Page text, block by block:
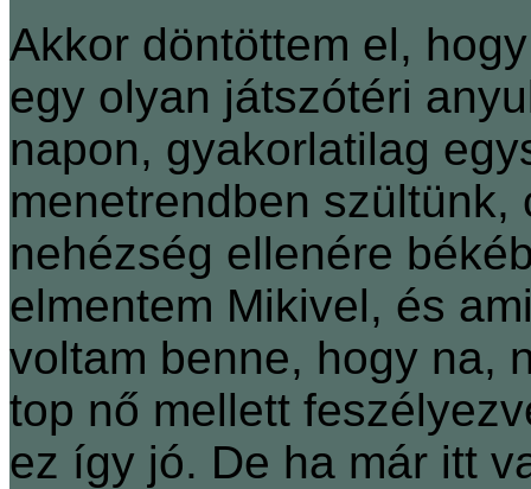
Akkor döntöttem el,
egy olyan játszótéri
napon, gyakorlatilag
menetrendben
nehézség ellenére
elmentem Mikivel, és
voltam benne, hogy na,
top nő mellett
ez így jó. De ha már itt